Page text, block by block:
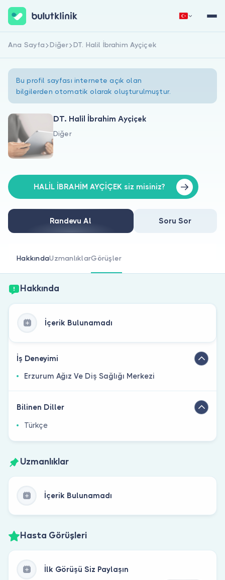
Hakkımızda
Doktorlar için
Doktor musunuz?
Hemen Kaydol Giriş Yap
Ana Sayfa Diğer DT. Halil İbrahim Ayçiçek
Bu profil sayfası internete açık olan
bilgilerden otomatik olarak oluşturulmuştur.
DT. Halil İbrahim Ayçiçek
Diğer
HALİL İBRAHİM AYÇİÇEK siz misiniz?
Randevu Al Soru Sor
HakkındaUzmanlıklarGörüşler
Hakkında
İçerik Bulunamadı
İş Deneyimi
Erzurum Ağız Ve Diş Sağlığı Merkezi
Bilinen Diller
Türkçe
Uzmanlıklar
İçerik Bulunamadı
Hasta Görüşleri
İlk Görüşü Siz Paylaşın